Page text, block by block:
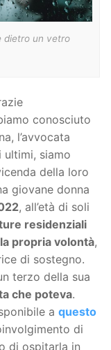
dietro un vetro
conosciuto
l’avvocata
ultimi, siamo
della loro
giovane donna
, all’età di soli
residenziali
propria volontà,
di sostegno.
terzo della sua
che poteva.
a questo
di
di ospitarla in